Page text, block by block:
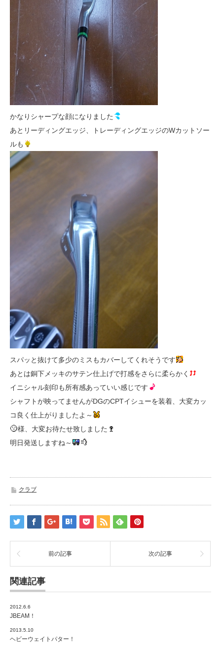
かなりシャープな顔になりました
あとリーディングエッジ、トレーディングエッジのWカットソー
ルも
スパッと抜けて多少のミスもカバーしてくれそうです
あとは銅下メッキのサテン仕上げで打感をさらに柔らかく
イニシャル刻印も所有感あっていい感じです
シャフトが映ってませんがDGのCPTイシューを装着、大変カッ
コ良く仕上がりましたよ～
様、大変お待たせ致しました
明日発送しますね～
クラブ
前の記事 次の記事
関連記事
2012.6.6
JBEAM！
2013.5.10
ヘビーウェイトパター！